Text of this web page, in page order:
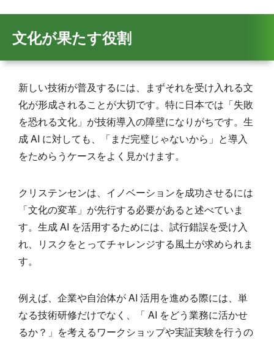
文化が果たす役割
新しい技術が普及するには、まずそれを受け入れる文
化が形成されることが大切です。特に日本では「失敗
を恐れる文化」が技術導入の障壁になりがちです。生
成 AI に対しても、「まだ完璧じゃないから」と導入
をためらうケースをよく見かけます。
クリステンセンは、イノベーションを成功させるには
「文化の変革」が先行する必要があると述べていま
す。生成 AI を活用するためには、試行錯誤を受け入
れ、リスクをとってチャレンジする風土が求められま
す。
例えば、企業や自治体が AI 活用を進める際には、単
なる技術研修だけでなく、「 AI をどう業務に活かせ
るか？」を考えるワークショップや実証実験を行うの